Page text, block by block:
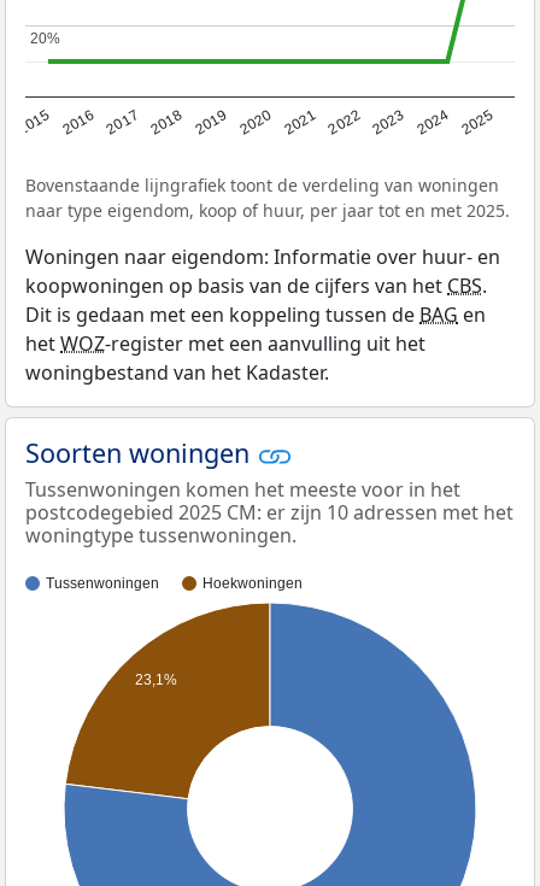
2015 2016 2017 2018 2019 2020 2021 2022 2023 2024 2025
20%
20%
Bovenstaande lijngrafiek toont de verdeling van woningen
naar type eigendom, koop of huur, per jaar tot en met 2025.
Woningen naar eigendom: Informatie over huur- en
koopwoningen op basis van de cijfers van het CBS.
Dit is gedaan met een koppeling tussen de BAG en
hetWOZ-register met een aanvulling uit het
woningbestand van het Kadaster.
Soorten woningen
Tussenwoningen komen het meeste voor in het
postcodegebied 2025 CM: er zijn 10 adressen met het
woningtype tussenwoningen.
Tussenwoningen Hoekwoningen
23,1%